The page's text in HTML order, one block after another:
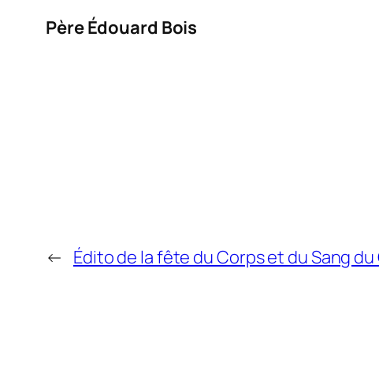
Père Édouard Bois
← Édito de la fête du Corps et du Sang